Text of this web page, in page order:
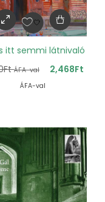
itt semmi látnivaló
Ft ÁFA-val 2,468Ft
ÁFA-val